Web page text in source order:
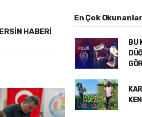
HABERİ
En Çok Okunanlar
BU